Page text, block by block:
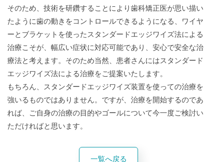
そのため、技術を研鑽することにより歯科矯正医が思い描い
たように歯の動きをコントロールできるようになる、ワイヤ
ーとブラケットを使ったスタンダードエッジワイズ法による
治療こそが、幅広い症状に対応可能であり、安心で安全な治
療法と考えます。そのため当然、患者さんにはスタンダード
エッジワイズ法による治療をご提案いたします。
もちろん、スタンダードエッジワイズ装置を使っての治療を
強いるものではありません。ですが、治療を開始するのであ
れば、ご自身の治療の目的やゴールについて今一度ご検討い
ただければと思います。
一覧へ戻る